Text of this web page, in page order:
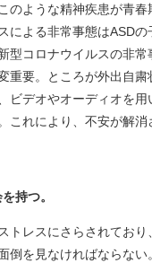
のような精神疾患が青
よる非常事態はASDの
型コロナウイルスの非
重要。ところが外出自粛
デオやオーディオを用
これにより、不安が解消
持つ。
トレスにさらされてお
を見なければならない